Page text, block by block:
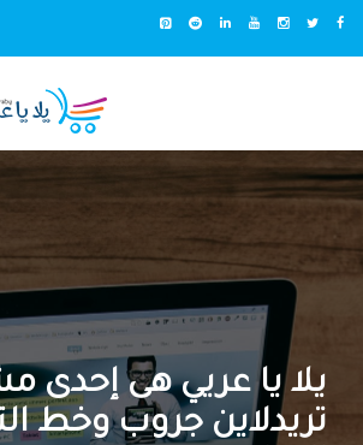
يلا يا عريي هى إحدى
تريدلاين جروب وخط